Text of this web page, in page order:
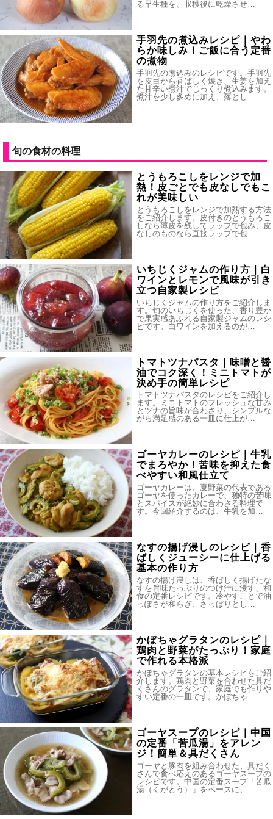
る早生種を、収穫後に乾燥させ…
手羽先の煮込みレシピ｜やわ
らか味しみ！ご飯に合う定番
の煮物
手羽先の煮込みのレシピです。手羽先
を皮目から香ばしく焼き、生姜を加え
た甘辛い煮汁でじっくり煮込みます。
煮汁を少し多めに加え、落とし…
旬の食材の料理
とうもろこしをレンジで加
熱！皮ごとでも皮なしでもこ
れが美味しい
とうもろこしをレンジで加熱する方法
をご紹介します。皮付きのとうもろこ
しなら薄皮を残してラップで包み、皮
なしのものなら直接ラップで包…
いちじくジャムの作り方｜白
ワインとレモンで風味が引き
立つ自家製レシピ
いちじくジャムの作り方をご紹介しま
す。旬のいちじくを使った、香り豊か
で果実感あふれる自家製ジャムのレシ
ピです。白ワインを加えるのが…
トマトツナパスタ｜味噌と醤
油でコク深く！ミニトマトが
決め手の簡単レシピ
トマトツナパスタのレシピをご紹介し
ます。ミニトマトのフレッシュな甘み
とツナの旨味が合わさり、シンプルな
がら満足感のある一皿に仕上が…
ゴーヤカレーのレシピ｜牛乳
でまろやか！苦味を抑えた食
べやすい和風仕立て
ゴーヤカレーは、夏野菜の代表である
ゴーヤを使ったカレーで、独特の苦味
とスパイスが絶妙に合わさる料理で
す。今回紹介するのは、牛乳を加…
なすの揚げ浸しのレシピ｜香
ばしくジューシーに仕上げる
基本の作り方
なすの揚げ浸しは、香ばしく揚げたな
すを旨味たっぷりのつけ汁に浸す、和
食の定番レシピです。冷やすことで油
っぽさが和らぎ、さっぱりとし…
かぼちゃグラタンのレシピ｜
鶏肉と野菜がたっぷり！家庭
で作れる本格派
かぼちゃグラタンの基本レシピをご紹
介します。鶏肉と野菜を合わせた具だ
くさんのグラタンで、家庭でも作りや
すい定番の一皿です。かぼちゃ…
ゴーヤスープのレシピ｜中国
の定番「苦瓜湯」をアレン
ジ！簡単＆具だくさん
ゴーヤと豚肉を組み合わせた、具だく
さんで食べ応えのあるゴーヤスープの
レシピです。中国の定番スープ「苦瓜
湯（くがとう）」をベースに、…